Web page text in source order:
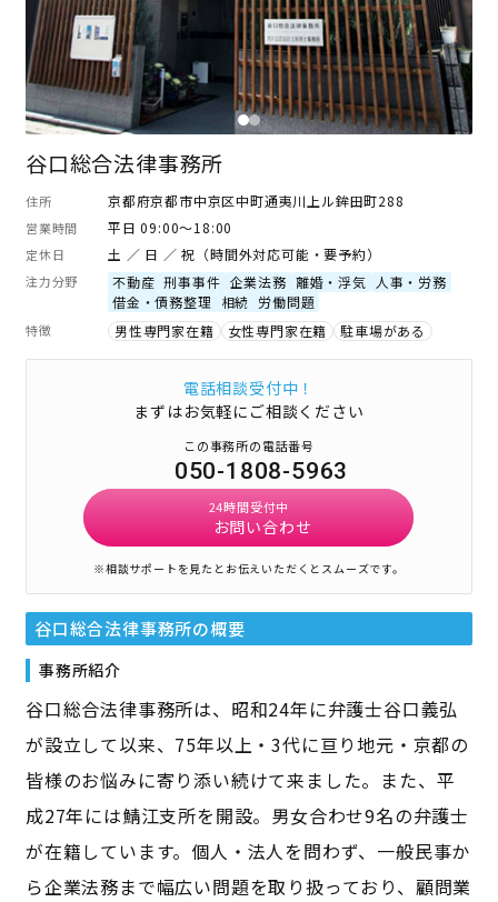
谷口総合法律事務所
住所 京都府京都市中京区中町通夷川上ル鉾田町288
営業時間 平日 09:00～18:00
定休日 土 ／ 日 ／ 祝（時間外対応可能・要予約）
注力分野 不動産 刑事事件 企業法務 離婚・浮気
人事・労務
借金・債務整理
相続 労働問題
特徴 男性専門家在籍 女性専門家在籍 駐車場がある
電話相談受付中！
まずはお気軽にご相談ください
この事務所の電話番号
050-1808-5963
24時間受付中
お問い合わせ
※相談サポートを見たとお伝えいただくとスムーズです。
谷口総合法律事務所の概要
事務所紹介
谷口総合法律事務所は、昭和24年に弁護士谷口義弘
が設立して以来、75年以上・3代に亘り地元・京都の
皆様のお悩みに寄り添い続けて来ました。また、平
成27年には鯖江支所を開設。男女合わせ9名の弁護士
が在籍しています。個人・法人を問わず、一般民事か
ら企業法務まで幅広い問題を取り扱っており、顧問業